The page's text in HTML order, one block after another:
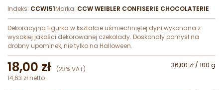
Indeks: CCW151Marka: CCW WEIBLER CONFISERIE CHOCOLATERIE
Dekoracyjna figurka w kształcie uśmiechniętej dyni wykonana z
wysokiej jakości dekorowanej czekolady. Doskonały pomysł na
drobny upominek, nie tylko na Halloween.
18,00 zł (23% VAT)
36,00 zł / 100 g
14,63 zł netto